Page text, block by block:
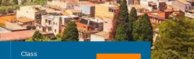
Class